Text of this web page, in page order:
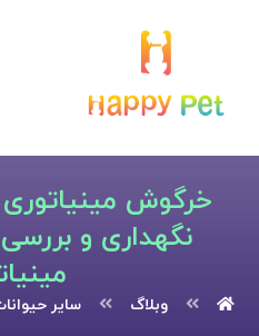
خرگوش
نگهداری و
وبلاگ سایر